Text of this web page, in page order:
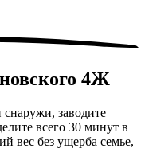
4Ж
заводите
всего 30 минут в
вес без ущерба семье,